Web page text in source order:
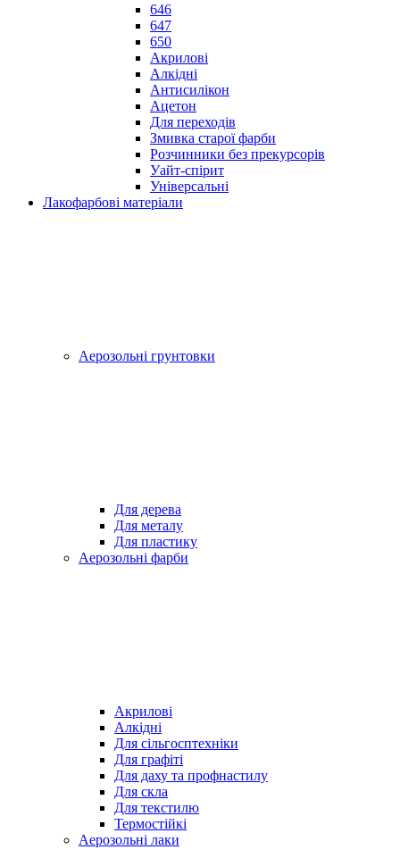
646
647
650
Акрилові
Алкідні
Антисилікон
Ацетон
Для переходів
Змивка старої фарби
Розчинники без прекурсорів
Уайт-спірит
Універсальні
Лакофарбові матеріали
Аерозольні грунтовки
Для дерева
Для металу
Для пластику
Аерозольні фарби
Акрилові
Алкідні
Для cільгосптехніки
Для графіті
Для даху та профнастилу
Для скла
Для текстилю
Термостійкі
Аерозольні лаки